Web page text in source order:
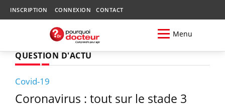
INSCRIPTION CONNEXION CONTACT
Menu
QUESTION D'ACTU
Covid-19
Coronavirus : tout sur le stade 3